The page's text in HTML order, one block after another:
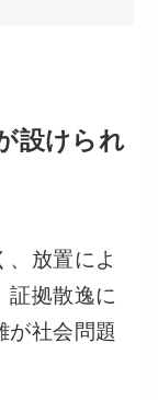
設けられ
、放置によ
証拠散逸に
が社会問題